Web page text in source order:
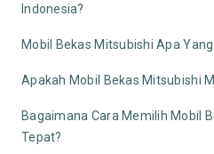
Indonesia?
Mobil Bekas Mitsubishi Apa
Apakah Mobil Bekas Mitsubishi
Bagaimana Cara Memilih Mobil
Tepat?